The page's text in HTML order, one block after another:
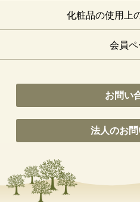
化粧品の使用上
会員ペ
お問い
法人のお